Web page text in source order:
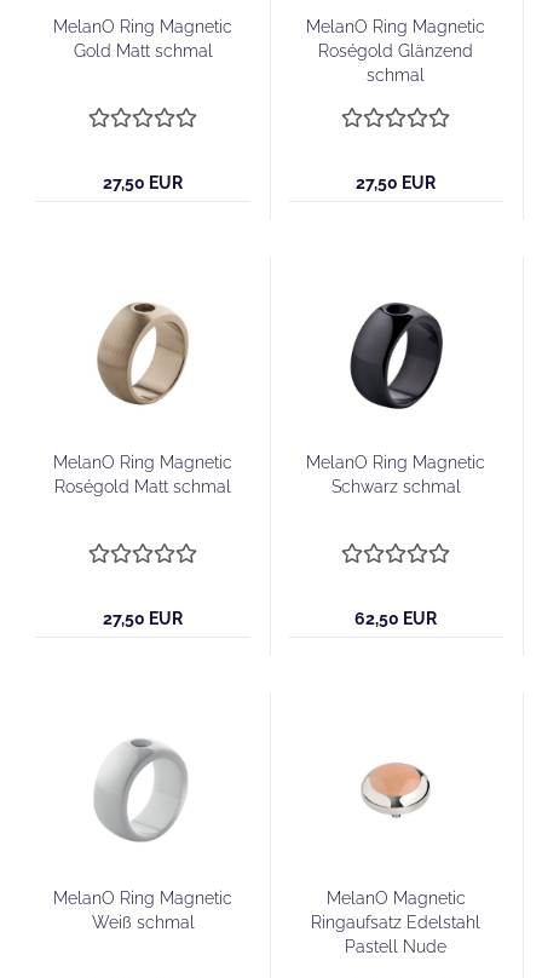
MelanO Ring Magnetic
Gold Matt schmal
27,50 EUR
MelanO Ring Magnetic
Roségold Glänzend
schmal
27,50 EUR
MelanO Ring Magnetic
Roségold Matt schmal
27,50 EUR
MelanO Ring Magnetic
Schwarz schmal
62,50 EUR
MelanO Ring Magnetic
Weiß schmal
MelanO Magnetic
Ringaufsatz Edelstahl
Pastell Nude